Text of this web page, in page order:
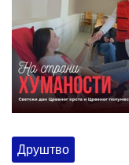
Друштво